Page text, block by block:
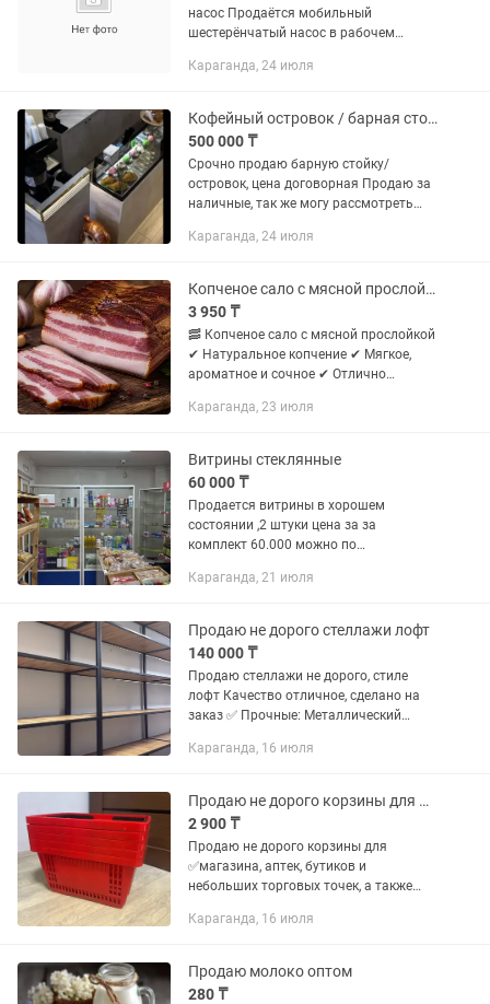
насос Продаётся мобильный
шестерёнчатый насос в рабочем
воды, битума, масел и других
конструкция ✔...
Караганда, 24 июля
Кофейный островок / барная стойка / полки /ресепшн / островок
500 000 ₸
Срочно продаю барную стойку/
островок, цена договорная Продаю за
наличные, так же могу рассмотреть
полок для хранения, есть место для
Караганда, 24 июля
Копченое сало с мясной прослойкой
3 950 ₸
🥓 Копченое сало с мясной прослойкой
✔ Натуральное копчение ✔ Мягкое,
ароматное и сочное ✔ Отлично
блюдам 💰 Цена: 3950 тг за 1 кг 📍
Караганда, 23 июля
Витрины стеклянные
60 000 ₸
Продается витрины в хорошем
состоянии ,2 штуки цена за за
комплект 60.000 можно по
Караганда, 21 июля
Продаю не дорого стеллажи лофт
140 000 ₸
Продаю стеллажи не дорого, стиле
лофт Качество отличное, сделано на
заказ ✅ Прочные: Металлический
✅ Стильные: Приятная, теплая
Караганда, 16 июля
Продаю не дорого корзины для магазина
2 900 ₸
Продаю не дорого корзины для
✅магазина, аптек, бутиков и
небольших торговых точек, а также
✅Выполнена из прочного пластика
✅Цвет...
Караганда, 16 июля
Продаю молоко оптом
280 ₸